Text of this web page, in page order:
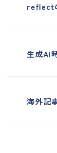
reflect
生成AI
海外記